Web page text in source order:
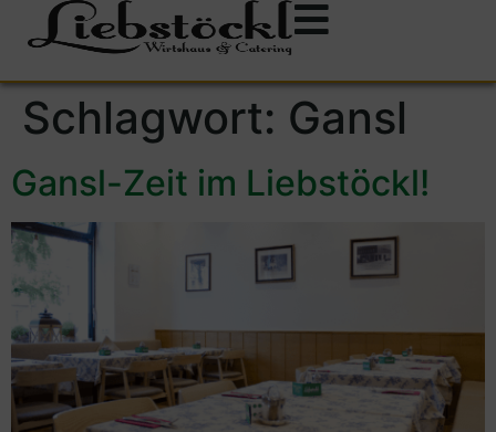
Schlagwort: Gansl
Gansl-Zeit im Liebstöckl!